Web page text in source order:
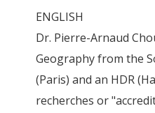
ENGLISH
Dr. Pierre-Arnaud
Geography from the
(Paris) and an HDR
recherches or